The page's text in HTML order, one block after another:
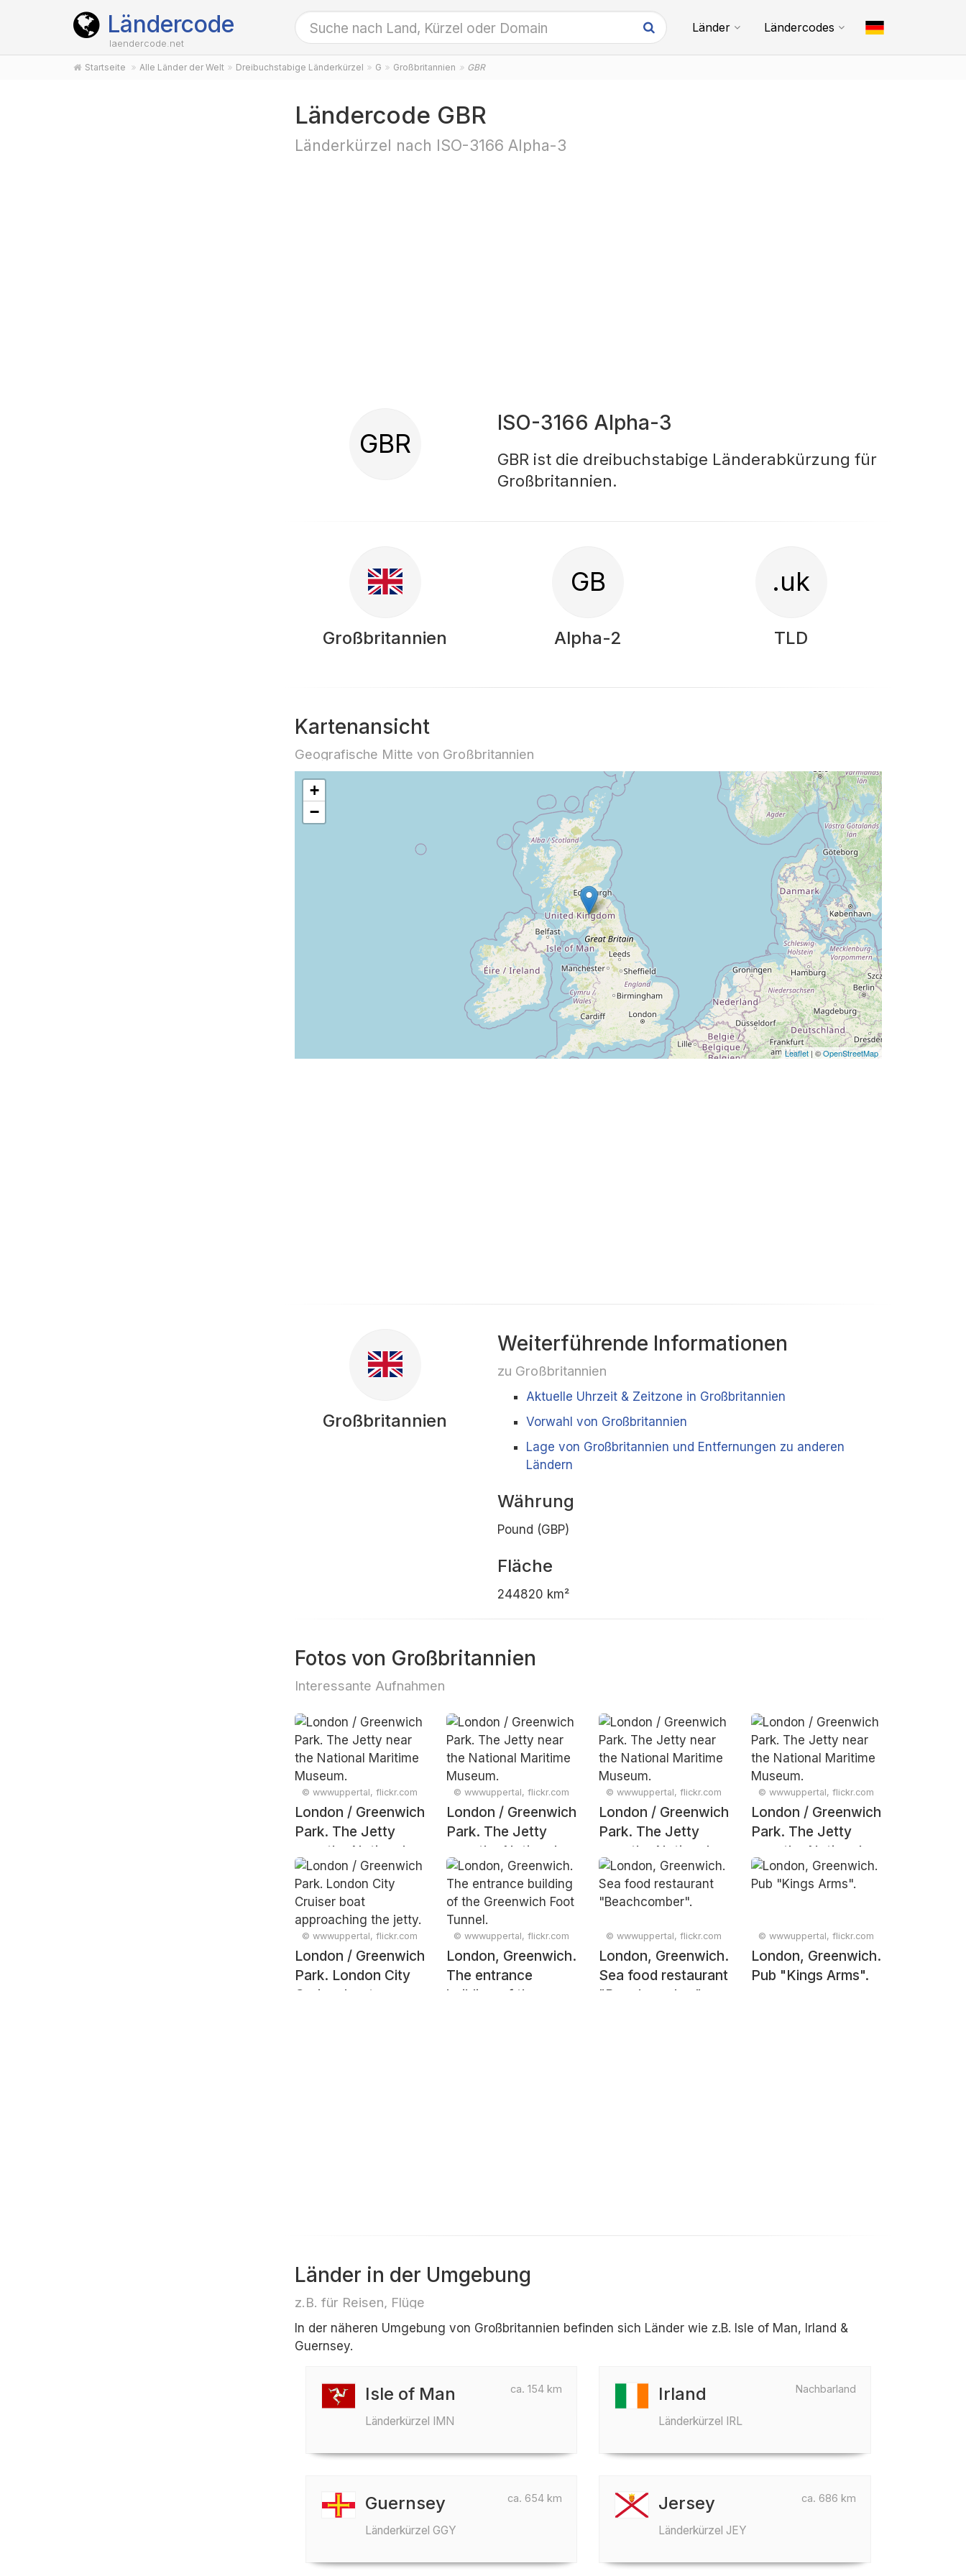
Ländercode
laendercode.net
Länder Ländercodes
Startseite Alle Länder der Welt Dreibuchstabige Länderkürzel G Großbritannien GBR
Ländercode GBR
Länderkürzel nach ISO-3166 Alpha-3
GBR
ISO-3166 Alpha-3
GBR ist die dreibuchstabige Länderabkürzung für
Großbritannien.
Großbritannien
GB
Alpha-2
.uk
TLD
Kartenansicht
Geografische Mitte von Großbritannien
+
−
Leaflet | ©OpenStreetMap
Großbritannien
Weiterführende Informationen
zu Großbritannien
Aktuelle Uhrzeit & Zeitzone in Großbritannien
Vorwahl von Großbritannien
Lage von Großbritannien und Entfernungen zu anderen
Ländern
Währung
Pound (GBP)
Fläche
244820 km²
Fotos von Großbritannien
Interessante Aufnahmen
© wwwuppertal, flickr.com
London / Greenwich
Park. The Jetty
near the National
Maritime Museum.
© wwwuppertal, flickr.com
London / Greenwich
Park. The Jetty
near the National
Maritime Museum.
© wwwuppertal, flickr.com
London / Greenwich
Park. The Jetty
near the National
Maritime Museum.
© wwwuppertal, flickr.com
London / Greenwich
Park. The Jetty
near the National
Maritime Museum.
© wwwuppertal, flickr.com
London / Greenwich
Park. London City
Cruiser boat
© wwwuppertal, flickr.com
London, Greenwich.
The entrance
building of the
© wwwuppertal, flickr.com
London, Greenwich.
Sea food restaurant
"Beachcomber".
© wwwuppertal, flickr.com
London, Greenwich.
Pub "Kings Arms".
Länder in der Umgebung
z.B. für Reisen, Flüge
In der näheren Umgebung von Großbritannien befinden sich Länder wie z.B. Isle of Man, Irland &
Guernsey.
ca. 154 km
Isle of Man
Länderkürzel IMN
Nachbarland
Irland
Länderkürzel IRL
ca. 654 km
Guernsey
Länderkürzel GGY
ca. 686 km
Jersey
Länderkürzel JEY